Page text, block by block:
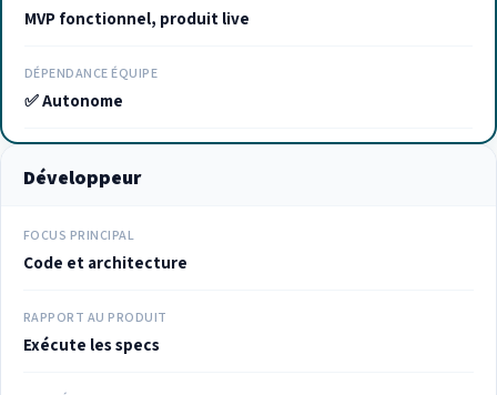
MVP fonctionnel, produit live
DÉPENDANCE ÉQUIPE
✅ Autonome
Développeur
FOCUS PRINCIPAL
Code et architecture
RAPPORT AU PRODUIT
Exécute les specs